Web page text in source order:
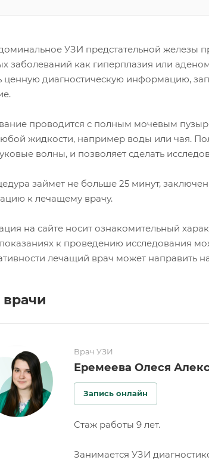
УЗИ предстательной железы
заболеваний как гиперплазия или
ценную диагностическую информацию,
проводится с полным мочевым
жидкости, например воды или чая.
волны, и позволяет сделать
займет не больше 25 минут,
к лечащему врачу.
на сайте носит ознакомительный
к проведению исследования
лечащий врач может направить
Врач УЗИ
Еремеева Олеся
Запись онлайн
Стаж работы 9 лет.
Занимается УЗИ